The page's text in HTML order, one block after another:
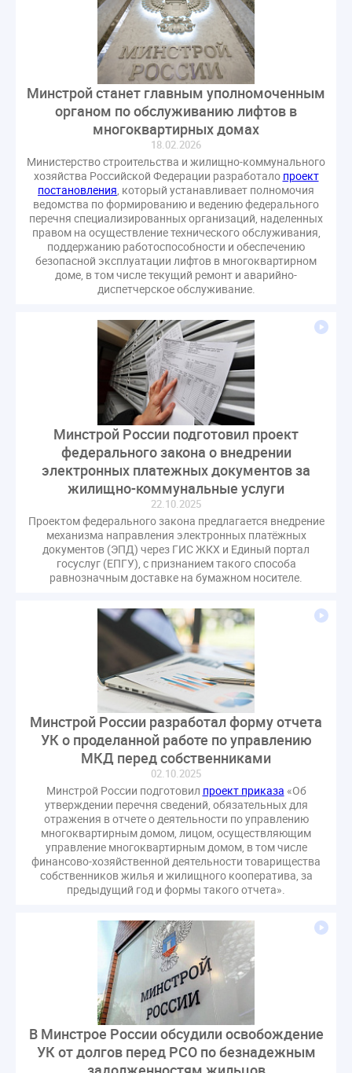
Регулирование Персональные данные ЕГРН
СРО регулирование ГЖИ лицензирование надзор
Совет Федерации
Сотрудничество
вебинар
выставка ЖКХ
законопроект
запрет на уступку
запрос
инициатива
информационная система ЖКХ
контроль
мораторий
обсуждение
оплата услуг
отчетность УК
персональные данные
реформирование ЖКХ
1 сентября
2035 ВЦИОМ
Владимир Путин
ГИС ЖКС
ГПК РФ ГУО
Геллер
Государственная дума
Дезинфекция
Дума
ЕФИЦ
Законопроект Минстрой
Законопроект Пахомов Кошелев
Законотворчество
Заседание
ИПУ
Игорь Владимиров
Качество
Кейс
Комиссия РСПП по ЖКХ
Конституционный Суд
Кошелев Пахомов
Лицензии М.Геллер
Награды Новая УК
ПМЭФ-2024
ПМЮФ-2024
Перепланировка ОДИ
Пломба
Поручение Президента
Правительства РФ
Правительство диагностика
Разъяснения
Регулирование Малахов
Резолюция
Рейтинг
Свидетельство о поверке
Собрание собственников
Соглашение о сотрудничестве
Статья
Судебная практика ЖКХ
Требования
Форум
арендатор
вентиляционные каналы
внеплановые проверки
выбор УК
гарантийная управляющая компания
гарантирующие управляющие организации
демоэкзамен
депутаты
документ
единство измерений
жалобы
жилищный надзор
закон о банкротстве
изменения в ЖК РФ
изменения в Положение
индексация
индикаторы риска
кадры
категория риска
квалифэкзамен
кворум ОСС
надзор
неосновательное обогащение
непредвиденные расходы
нормотворчество
общедомовое имущество
общедомовой прибор учета
общее собрание
общественный совет
объект культурного наследия
оплата отопления
особенности взимания пени
Минстрой станет главным уполномоченным
органом по обслуживанию лифтов в
многоквартирных домах
18.02.2026
Министерство строительства и жилищно-коммунального
хозяйства Российской Федерации разработало проект
постановления, который устанавливает полномочия
ведомства по формированию и ведению федерального
перечня специализированных организаций, наделенных
правом на осуществление технического обслуживания,
поддержанию работоспособности и обеспечению
безопасной эксплуатации лифтов в многоквартирном
доме, в том числе текущий ремонт и аварийно-
диспетчерское обслуживание.
Минстрой России подготовил проект
федерального закона о внедрении
электронных платежных документов за
жилищно-коммунальные услуги
22.10.2025
Проектом федерального закона предлагается внедрение
механизма направления электронных платёжных
документов (ЭПД) через ГИС ЖКХ и Единый портал
госуслуг (ЕПГУ), с признанием такого способа
равнозначным доставке на бумажном носителе.
Минстрой России разработал форму отчета
УК о проделанной работе по управлению
МКД перед собственниками
02.10.2025
Минстрой России подготовил проект приказа «Об
утверждении перечня сведений, обязательных для
отражения в отчете о деятельности по управлению
многоквартирным домом, лицом, осуществляющим
управление многоквартирным домом, в том числе
финансово-хозяйственной деятельности товарищества
собственников жилья и жилищного кооператива, за
предыдущий год и формы такого отчета».
В Минстрое России обсудили освобождение
УК от долгов перед РСО по безнадежным